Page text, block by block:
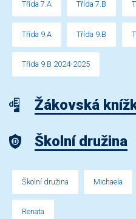
Třída 7.A Třída 7.B
Třída 9.A Třída 9.B
Třída 9.B 2024-2025
Žákovská
Školní družina
Školní družina Michaela
Renata